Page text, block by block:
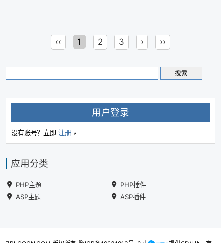
‹‹ 1 2 3 › ››
用户登录
没有账号？立即 注册 »
应用分类
PHP主题
PHP插件
ASP主题
ASP插件